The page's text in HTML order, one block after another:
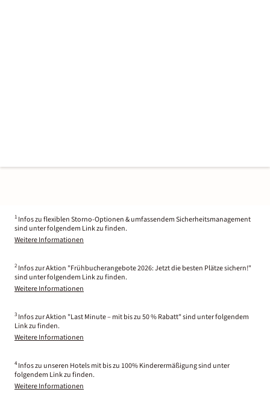
1 Infos zu flexiblen Storno-Optionen & umfassendem Sicherheitsmanagement
sind unter folgendem Link zu finden.
Weitere Informationen
2 Infos zur Aktion "Frühbucherangebote 2026: Jetzt die besten Plätze sichern!"
sind unter folgendem Link zu finden.
Weitere Informationen
3 Infos zur Aktion "Last Minute – mit bis zu 50 % Rabatt" sind unter folgendem
Link zu finden.
Weitere Informationen
4 Infos zu unseren Hotels mit bis zu 100% Kinderermäßigung sind unter
folgendem Link zu finden.
Weitere Informationen